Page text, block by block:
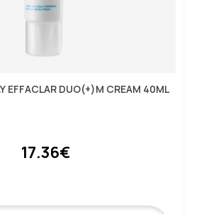
EFFACLAR DUO(+)M CREAM 40ML
17.36€